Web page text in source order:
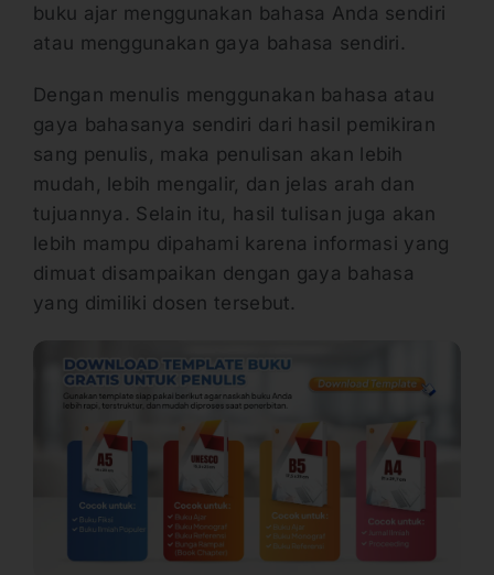
buku ajar menggunakan bahasa Anda sendiri
atau menggunakan gaya bahasa sendiri.
Dengan menulis menggunakan bahasa atau
gaya bahasanya sendiri dari hasil pemikiran
sang penulis, maka penulisan akan lebih
mudah, lebih mengalir, dan jelas arah dan
tujuannya. Selain itu, hasil tulisan juga akan
lebih mampu dipahami karena informasi yang
dimuat disampaikan dengan gaya bahasa
yang dimiliki dosen tersebut.